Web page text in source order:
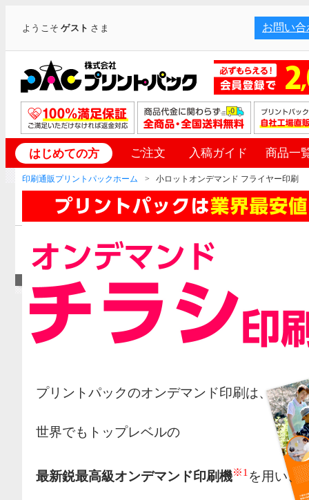
ようこそゲスト さま お問い合
はじめての方 ご注文 入稿ガイド 商品一
印刷通販プリントパックホーム 小ロットオンデマンド フライヤー印刷
プリントパックのオンデマンド印刷は、
世界でもトップレベルの
最新鋭最高級オンデマンド印刷機※1 を用い、